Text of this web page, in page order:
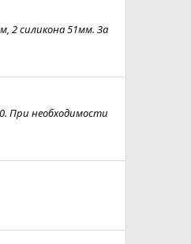
2 силикона 51мм. За
При необходимости